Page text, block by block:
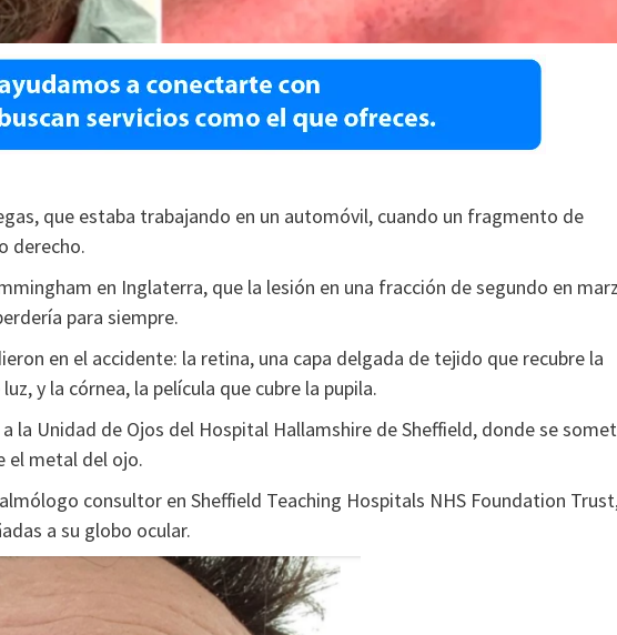
que estaba trabajando en un automóvil, cuando un fragmento de
derecho.
en Inglaterra, que la lesión en una fracción de segundo en
para siempre.
en el accidente: la retina, una capa delgada de tejido que recubre la
y la córnea, la película que cubre la pupila.
la Unidad de Ojos del Hospital Hallamshire de Sheffield, donde se
el metal del ojo.
consultor en Sheffield Teaching Hospitals NHS Foundation
a su globo ocular.